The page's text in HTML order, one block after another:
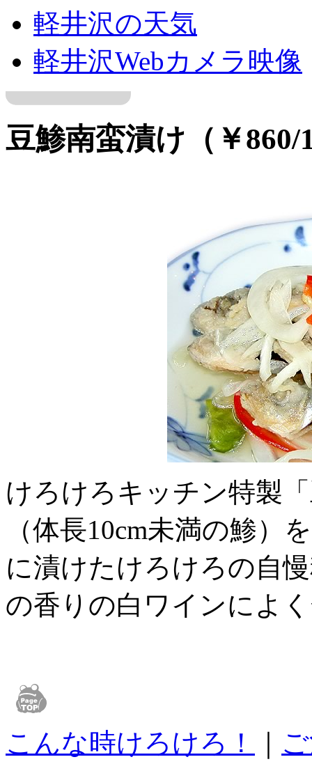
軽井沢の天気
軽井沢Webカメラ映像
豆鯵南蛮漬け（￥860/
けろけろキッチン特製
（体長10cm未満の鯵）
に漬けたけろけろの自
の香りの白ワインによ
こんな時けろけろ！